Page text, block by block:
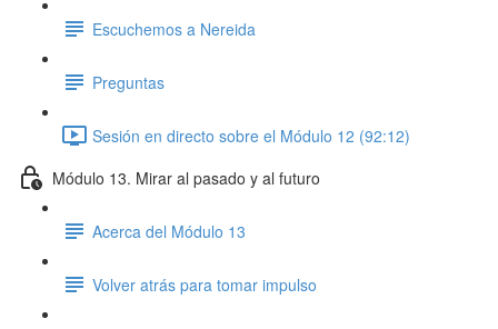
Escuchemos a Nereida
Preguntas
Sesión en directo sobre el Módulo 12 (92:12)
Módulo 13. Mirar al pasado y al futuro
Acerca del Módulo 13
Volver atrás para tomar impulso